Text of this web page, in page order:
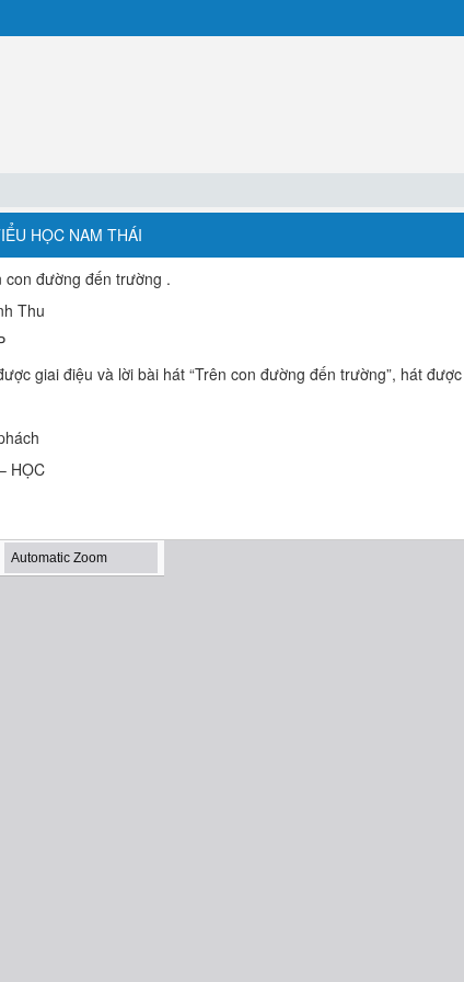
HỌC NAM THÁI
con đường đến trường .
Thu
giai điệu và lời bài hát “Trên con đường đến trường”, hát
HỌC